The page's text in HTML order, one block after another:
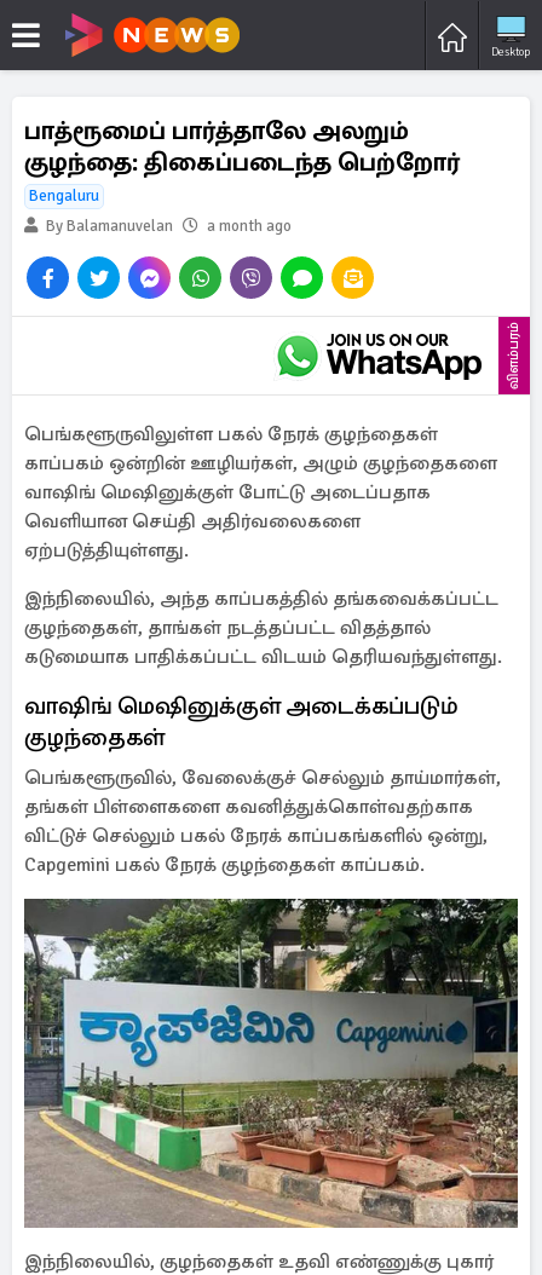
Desktop
பாத்ரூமைப் பார்த்தாலே அலறும்
குழந்தை: திகைப்படைந்த பெற்றோர்
Bengaluru
By Balamanuvelan
a month ago
விளம்பரம்
பெங்களூருவிலுள்ள பகல் நேரக் குழந்தைகள்
காப்பகம் ஒன்றின் ஊழியர்கள், அழும் குழந்தைகளை
வாஷிங் மெஷினுக்குள் போட்டு அடைப்பதாக
வெளியான செய்தி அதிர்வலைகளை
ஏற்படுத்தியுள்ளது.
இந்நிலையில், அந்த காப்பகத்தில் தங்கவைக்கப்பட்ட
குழந்தைகள், தாங்கள் நடத்தப்பட்ட விதத்தால்
கடுமையாக பாதிக்கப்பட்ட விடயம் தெரியவந்துள்ளது.
வாஷிங் மெஷினுக்குள் அடைக்கப்படும்
குழந்தைகள்
பெங்களூருவில், வேலைக்குச் செல்லும் தாய்மார்கள்,
தங்கள் பிள்ளைகளை கவனித்துக்கொள்வதற்காக
விட்டுச் செல்லும் பகல் நேரக் காப்பகங்களில் ஒன்று,
Capgemini பகல் நேரக் குழந்தைகள் காப்பகம்.
இந்நிலையில், குழந்தைகள் உதவி எண்ணுக்கு புகார்